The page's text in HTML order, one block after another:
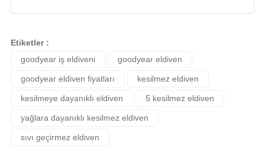
Görüş ve önerileriniz için teşekkür ederiz.
Ürün resmi kalitesiz, bozuk veya görüntülenemiyor.
Ürün açıklamasında eksik bilgiler bulunuyor.
Ürün bilgilerinde hatalar bulunuyor.
Etiketler :
goodyear iş eldiveni
goodyear eldiven
goodyear eldiven fiyatları kesilmez eldiven
kesilmeye dayanıklı eldiven 5 kesilmez eldiven
yağlara dayanıklı kesilmez eldiven
sıvı geçirmez eldiven